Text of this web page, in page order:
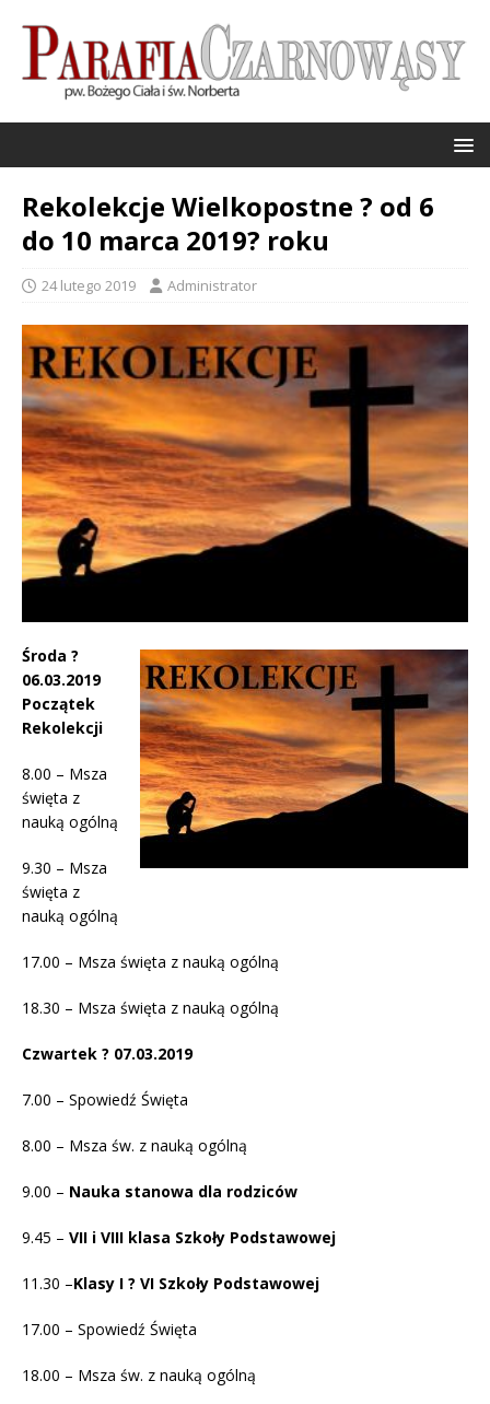
Rekolekcje Wielkopostne ? od 6
do 10 marca 2019? roku
24 lutego 2019 Administrator
Środa ?
06.03.2019
Początek
Rekolekcji
8.00 – Msza
święta z
nauką ogólną
9.30 – Msza
święta z
nauką ogólną
17.00 – Msza święta z nauką ogólną
18.30 – Msza święta z nauką ogólną
Czwartek ? 07.03.2019
7.00 – Spowiedź Święta
8.00 – Msza św. z nauką ogólną
9.00 – Nauka stanowa dla rodziców
9.45 – VII i VIII klasa Szkoły Podstawowej
11.30 –Klasy I ? VI Szkoły Podstawowej
17.00 – Spowiedź Święta
18.00 – Msza św. z nauką ogólną